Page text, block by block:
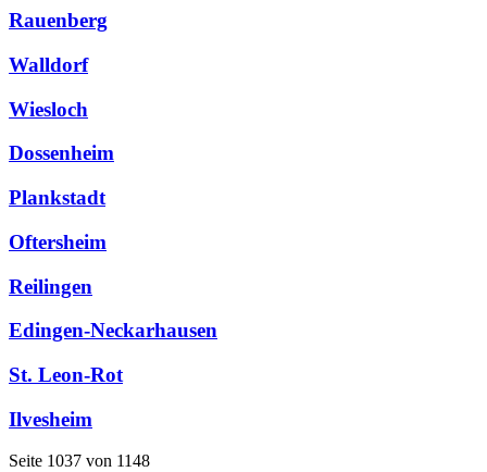
Rauenberg
Walldorf
Wiesloch
Dossenheim
Plankstadt
Oftersheim
Reilingen
Edingen-Neckarhausen
St. Leon-Rot
Ilvesheim
Seite 1037 von 1148